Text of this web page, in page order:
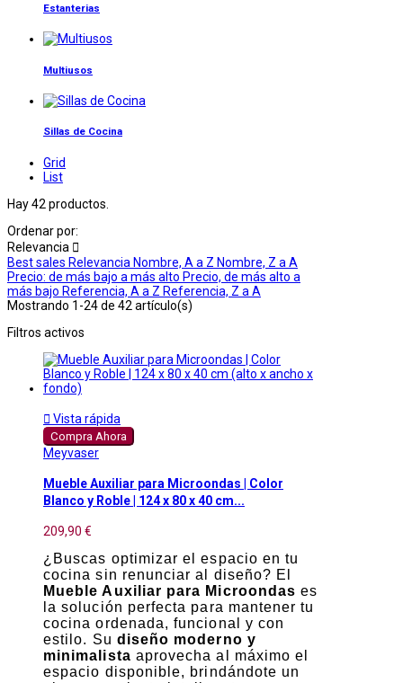
Estanterias
Multiusos
Sillas de Cocina
Grid
List
Hay 42 productos.
Ordenar por:
Relevancia 
Best sales Relevancia Nombre, A a Z Nombre, Z a A
Precio: de más bajo a más alto Precio, de más alto a
más bajo Referencia, A a Z Referencia, Z a A
Mostrando 1-24 de 42 artículo(s)
Filtros activos
 Vista rápida
Compra Ahora
Meyvaser
Mueble Auxiliar para Microondas | Color
Blanco y Roble | 124 x 80 x 40 cm...
209,90 €
¿Buscas optimizar el espacio en tu
cocina sin renunciar al diseño? El
Mueble Auxiliar para Microondas es
la solución perfecta para mantener tu
cocina ordenada, funcional y con
estilo. Su diseño moderno y
minimalista aprovecha al máximo el
espacio disponible, brindándote un